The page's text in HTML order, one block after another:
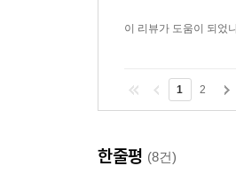
이 리뷰가 도움이 되었
1 2
한줄평 (8건)